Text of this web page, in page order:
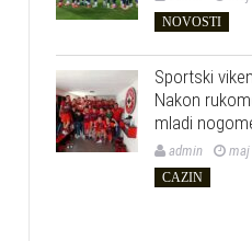
NOVOSTI
Sportski
Nakon
mladi
admin maj
CAZIN